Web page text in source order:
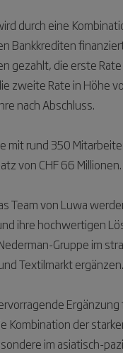
durch eine
Bankkrediten
gezahlt, die erste
zweite Rate in Höhe
nach Abschluss.
mit rund 350
von CHF 66 Millionen.
Team von Luwa
ihre hochwertigen
Gruppe im
Textilmarkt ergänzen.
Ergänzung
Kombination der
im asiatisch-